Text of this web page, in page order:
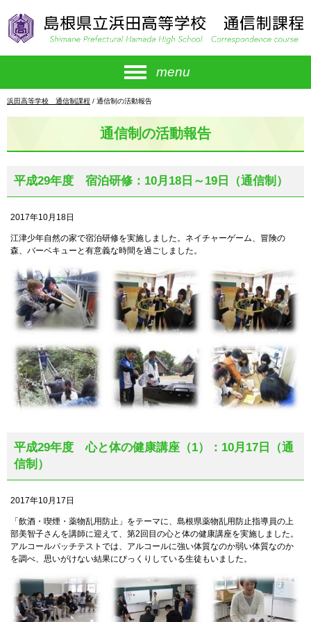
menu
現
浜田高等学校 通信制課程 / 通信制の活動報告
通信制の活動報告
平成29年度 宿泊研修：10月18日～19日（通信制）
2017年10月18日
江津少年自然の家で宿泊研修を実施しました。ネイチャーゲーム、冒険の
森、バーベキューと有意義な時間を過ごしました。
平成29年度 心と体の健康講座（1）：10月17日（通
信制）
2017年10月17日
「飲酒・喫煙・薬物乱用防止」をテーマに、島根県薬物乱用防止指導員の上
部美智子さんを講師に迎えて、第2回目の心と体の健康講座を実施しました。
アルコールパッチテストでは、アルコールに強い体質なのか弱い体質なのか
を調べ、思いがけない結果にびっくりしている生徒もいました。